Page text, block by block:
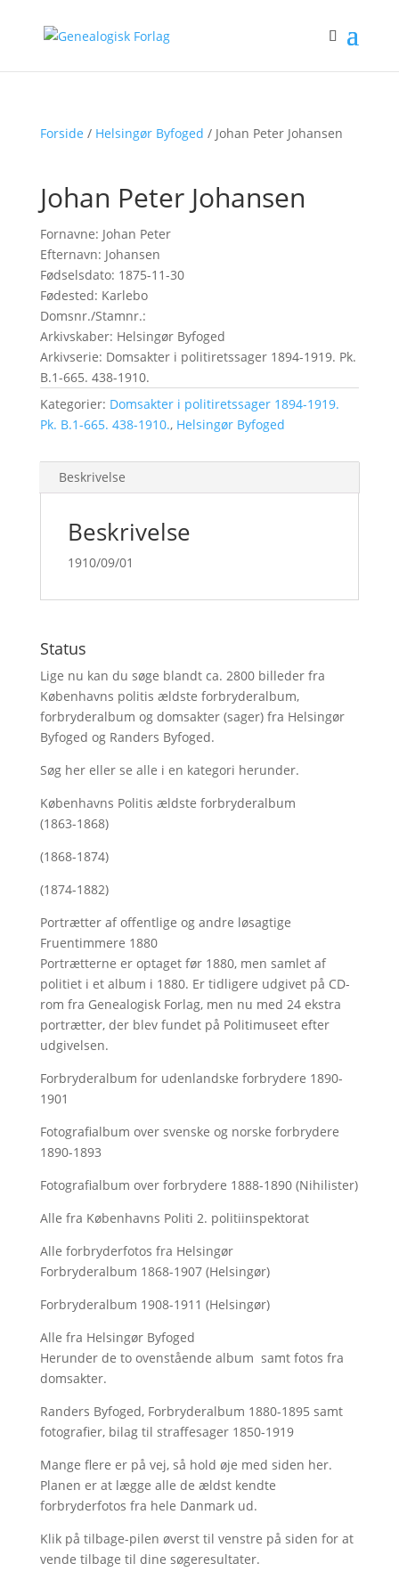
Forside / Helsingør Byfoged / Johan Peter Johansen
Johan Peter Johansen
Fornavne: Johan Peter
Efternavn: Johansen
Fødselsdato: 1875-11-30
Fødested: Karlebo
Domsnr./Stamnr.:
Arkivskaber: Helsingør Byfoged
Arkivserie: Domsakter i politiretssager 1894-1919. Pk.
B.1-665. 438-1910.
Kategorier: Domsakter i politiretssager 1894-1919.
Pk. B.1-665. 438-1910., Helsingør Byfoged
Beskrivelse
Beskrivelse
1910/09/01
Status
Lige nu kan du søge blandt ca. 2800 billeder fra
Københavns politis ældste forbryderalbum,
forbryderalbum og domsakter (sager) fra Helsingør
Byfoged og Randers Byfoged.
Søg hereller se alle i en kategori herunder.
Københavns Politis ældste forbryderalbum
(1863-1868)
(1868-1874)
(1874-1882)
Portrætter af offentlige og andre løsagtige
Fruentimmere 1880
Portrætterne er optaget før 1880, men samlet af
politiet i et album i 1880. Er tidligere udgivet på CD-
rom fra Genealogisk Forlag, men nu med 24 ekstra
portrætter, der blev fundet på Politimuseet efter
udgivelsen.
Forbryderalbum for udenlandske forbrydere 1890-
1901
Fotografialbum over svenske og norske forbrydere
1890-1893
Fotografialbum over forbrydere 1888-1890 (Nihilister)
Alle fra Københavns Politi 2. politiinspektorat
Alle forbryderfotos fra Helsingør
Forbryderalbum 1868-1907 (Helsingør)
Forbryderalbum 1908-1911 (Helsingør)
Alle fra Helsingør Byfoged
Herunder de to ovenstående album samt fotos fra
domsakter.
Randers Byfoged, Forbryderalbum 1880-1895 samt
fotografier, bilag til straffesager 1850-1919
Mange flere er på vej, så hold øje med siden her.
Planen er at lægge alle de ældst kendte
forbryderfotos fra hele Danmark ud.
Klik på tilbage-pilen øverst til venstre på siden for at
vende tilbage til dine søgeresultater.